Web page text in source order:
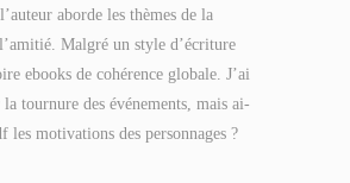
aborde les thèmes de la
Malgré un style d’écriture
ebooks de cohérence globale. J’ai
tournure des événements, mais ai-
les motivations des personnages ?